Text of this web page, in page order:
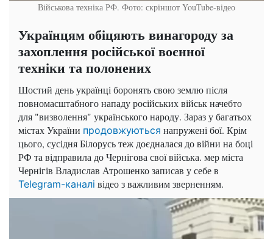
Військова техніка РФ. Фото: скріншот YouTube-відео
Українцям обіцяють винагороду за
захоплення російської воєнної
техніки та полонених
Шостий день українці боронять свою землю після
повномасштабного нападу російських військ начебто
для "визволення" українського народу. Зараз у багатьох
містах України продовжуються напружені бої. Крім
цього, сусідня Білорусь теж доєдналася до війни на боці
РФ та відправила до Чернігова свої війська. мер міста
Чернігів Владислав Атрошенко записав у себе в
Telegram-каналі відео з важливим зверненням.